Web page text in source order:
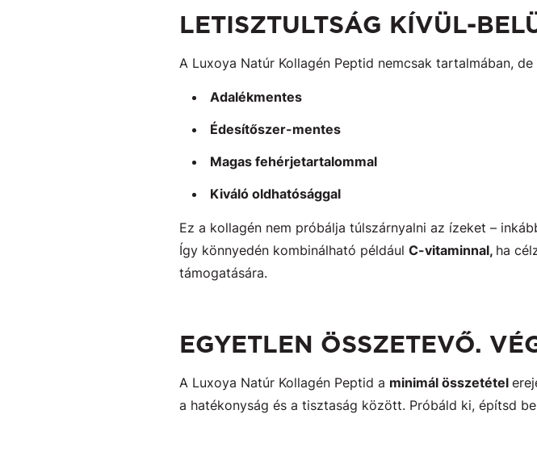
LETISZTULTSÁG KÍVÜL-
A Luxoya Natúr Kollagén Peptid nemcsak tartalmában,
Adalékmentes
Édesítőszer-mentes
Magas fehérjetartalommal
Kiváló oldhatósággal
Ez a kollagén nem próbálja túlszárnyalni az ízeket –
Így könnyedén kombinálható például C-vitaminnal, ha
támogatására.
EGYETLEN ÖSSZETEVŐ.
A Luxoya Natúr Kollagén Peptid a minimál összetétel
a hatékonyság és a tisztaság között. Próbáld ki, építsd